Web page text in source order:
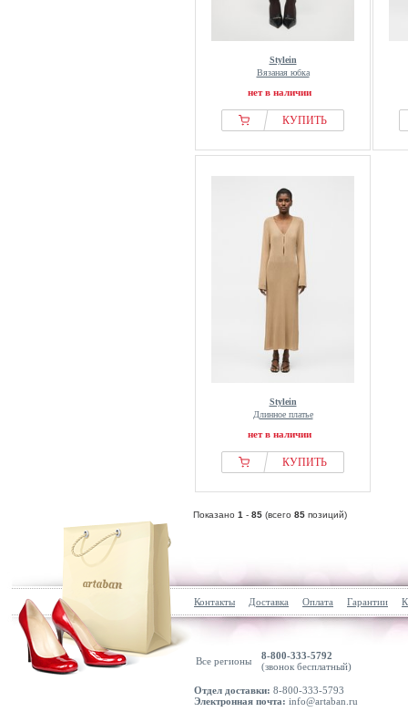
Stylein
Вязаная юбка
нет в наличии
КУПИТЬ
Stylein
Длинное платье
нет в наличии
КУПИТЬ
Показано 1 - 85 (всего 85 позиций)
Контакты Доставка Оплата Гарантии
Все регионы
8-800-333-5792
(звонок бесплатный)
Отдел доставки: 8-800-333-5793
Электронная почта: info@artaban.ru